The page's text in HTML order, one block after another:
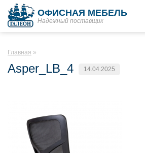
ОФИСНАЯ МЕБЕЛЬ
Надежный поставщик
Главная
Asper_LB_4 14.04.2025